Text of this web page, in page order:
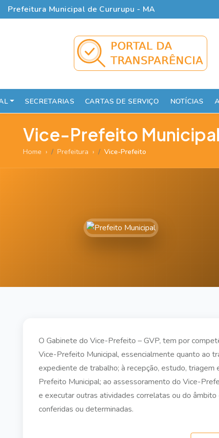
Prefeitura Municipal de Cururupu - MA
SECRETARIAS CARTAS DE SERVIÇO NOTÍCIAS
Vice-Prefeito
Home Prefeitura Vice-Prefeito
O Gabinete do Vice-Prefeito – GVP, tem por
Vice-Prefeito Municipal, essencialmente quanto ao
expediente de trabalho; à recepção, estudo,
Prefeito Municipal; ao assessoramento do Vice-
e executar outras atividades correlatas ou do
conferidas ou determinadas.